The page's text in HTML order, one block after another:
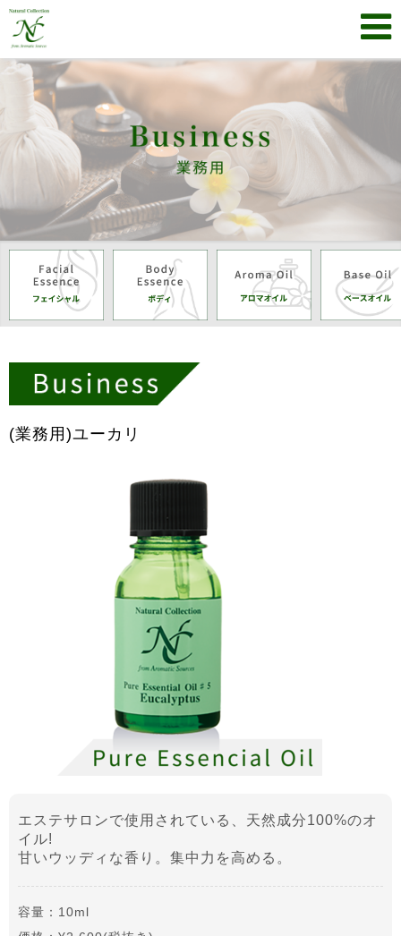
(業務用)ユーカリ
エステサロンで使用されている、天然成分100%のオ
イル!
甘いウッディな香り。集中力を高める。
容量：10ml